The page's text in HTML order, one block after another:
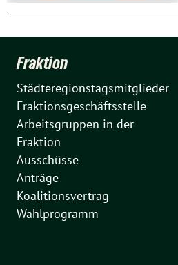
Fraktion
Städteregionstagsmitglieder
Fraktionsgeschäftsstelle
Arbeitsgruppen in der
Fraktion
Ausschüsse
Anträge
Koalitionsvertrag
Wahlprogramm